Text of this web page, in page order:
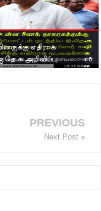
எதிராக
அறிவிப்பு.
PREVIOUS
Next Post »